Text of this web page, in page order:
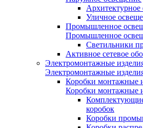
Архитектурное
Уличное
Промышленное
Промышленное
Светильники
Активное сетевое
Электромонтажные
Электромонтажные
Коробки монтажные
Коробки монтажные
коробок
Коробки